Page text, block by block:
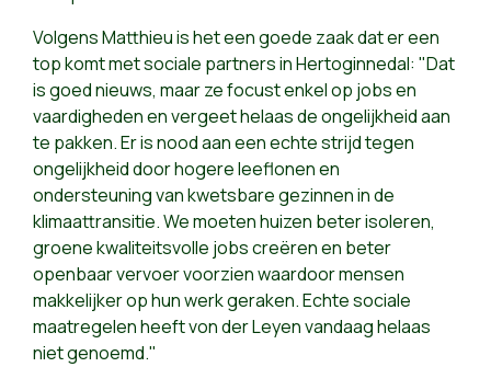
Volgens Matthieu is het een goede zaak dat er een
top komt met sociale partners in Hertoginnedal: "Dat
is goed nieuws, maar ze focust enkel op jobs en
vaardigheden en vergeet helaas de ongelijkheid aan
te pakken. Er is nood aan een echte strijd tegen
ongelijkheid door hogere leeflonen en
ondersteuning van kwetsbare gezinnen in de
klimaattransitie. We moeten huizen beter isoleren,
groene kwaliteitsvolle jobs creëren en beter
openbaar vervoer voorzien waardoor mensen
makkelijker op hun werk geraken. Echte sociale
maatregelen heeft von der Leyen vandaag helaas
niet genoemd."